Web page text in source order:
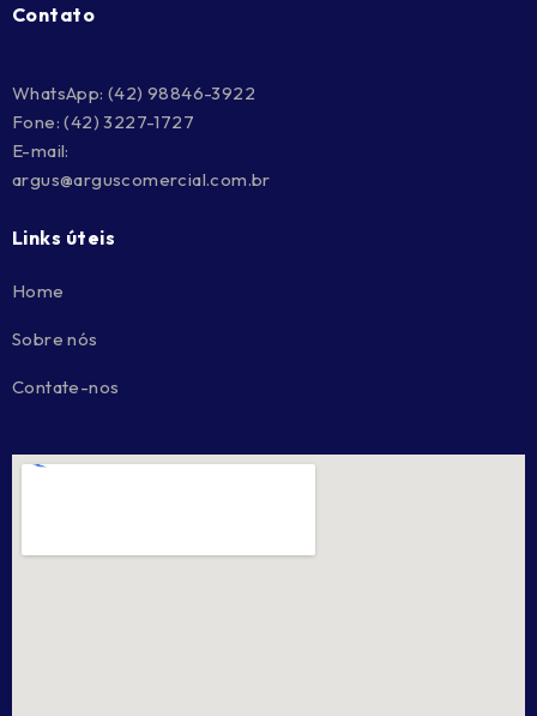
Contato
WhatsApp:(42) 98846-3922
Fone:(42) 3227-1727
E-mail:
argus@arguscomercial.com.br
Links úteis
Home
Sobre nós
Contate-nos